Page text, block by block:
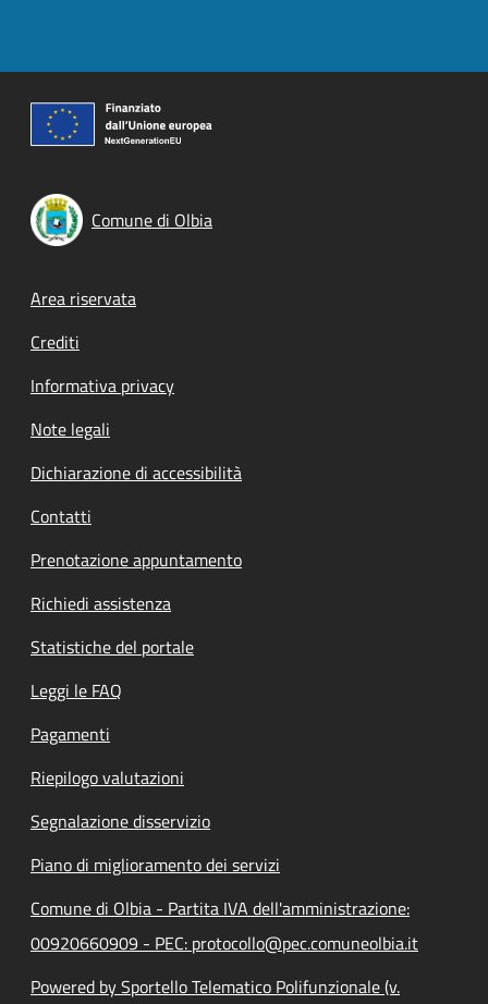
Comune di Olbia
Footer menu
Area riservata
Crediti
Informativa privacy
Note legali
Dichiarazione di accessibilità
Contatti
Prenotazione appuntamento
Richiedi assistenza
Statistiche del portale
Leggi le FAQ
Pagamenti
Riepilogo valutazioni
Segnalazione disservizio
Piano di miglioramento dei servizi
Comune di Olbia - Partita IVA dell'amministrazione:
00920660909 - PEC: protocollo@pec.comuneolbia.it
Powered by Sportello Telematico Polifunzionale (v.